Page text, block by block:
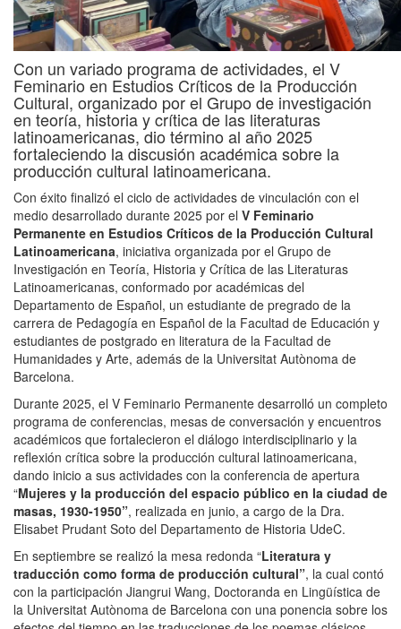
Con un variado programa de actividades, el V
Feminario en Estudios Críticos de la Producción
Cultural, organizado por el Grupo de investigación
en teoría, historia y crítica de las literaturas
latinoamericanas, dio término al año 2025
fortaleciendo la discusión académica sobre la
producción cultural latinoamericana.
Con éxito finalizó el ciclo de actividades de vinculación con el
medio desarrollado durante 2025 por el V Feminario
Permanente en Estudios Críticos de la Producción Cultural
Latinoamericana, iniciativa organizada por el Grupo de
Investigación en Teoría, Historia y Crítica de las Literaturas
Latinoamericanas, conformado por académicas del
Departamento de Español, un estudiante de pregrado de la
carrera de Pedagogía en Español de la Facultad de Educación y
estudiantes de postgrado en literatura de la Facultad de
Humanidades y Arte, además de la Universitat Autònoma de
Barcelona.
Durante 2025, el V Feminario Permanente desarrolló un completo
programa de conferencias, mesas de conversación y encuentros
académicos que fortalecieron el diálogo interdisciplinario y la
reflexión crítica sobre la producción cultural latinoamericana,
dando inicio a sus actividades con la conferencia de apertura
“Mujeres y la producción del espacio público en la ciudad de
masas, 1930-1950”, realizada en junio, a cargo de la Dra.
Elisabet Prudant Soto del Departamento de Historia UdeC.
En septiembre se realizó la mesa redonda “Literatura y
traducción como forma de producción cultural”, la cual contó
con la participación Jiangrui Wang, Doctoranda en Lingüística de
la Universitat Autònoma de Barcelona con una ponencia sobre los